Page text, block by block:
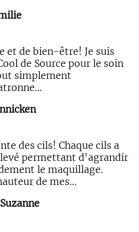
et de bien-être! Je suis
de Source pour le soin
simplement
des cils! Chaque cils a
permettant d'agrandir
le maquillage.
de mes...